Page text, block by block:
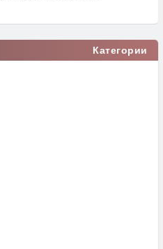
Категории